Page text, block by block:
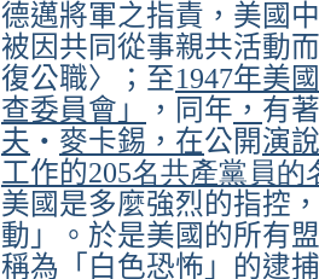
德邁將軍之指責，美國
被因共同從事親共活動
復公職〉；至1947年美
查委員會」
，同年 ， 有
夫 ‧ 麥卡錫，在公開演
工作的205名共產黨員的
美國是多麼強烈的指控
動」。於是美國的所有
稱為「白色恐怖」的逮